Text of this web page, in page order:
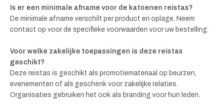
Is er een minimale afname voor de katoenen reistas?
De minimale afname verschilt per product en oplage. Neem
contact op voor de specifieke voorwaarden voor uw bestelling.
Voor welke zakelijke toepassingen is deze reistas
geschikt?
Deze reistas is geschikt als promotiemateriaal op beurzen,
evenementen of als geschenk voor zakelijke relaties.
Organisaties gebruiken het ook als branding voor hun leden.